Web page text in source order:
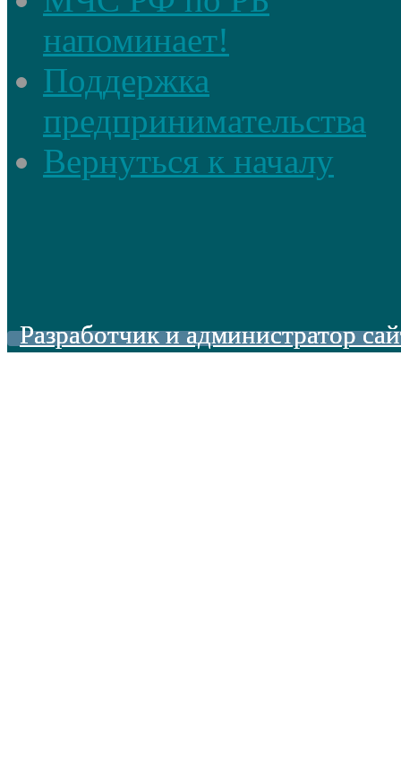
напоминает!
Поддержка
предпринимательства
Вернуться к началу
Разработчик и администратор